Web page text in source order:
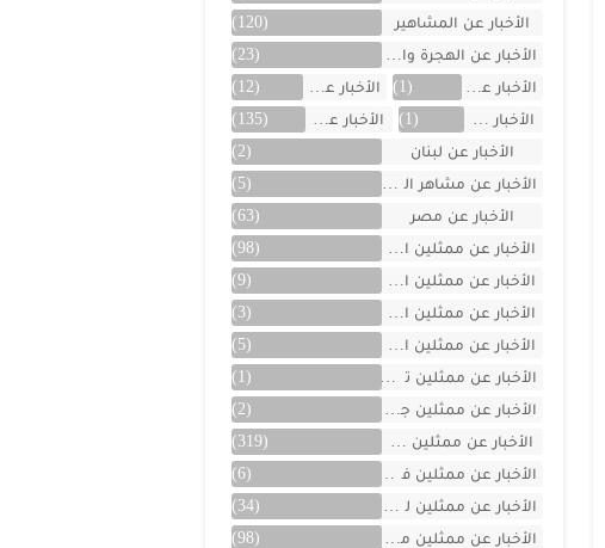
الأخبار عن المشاهير
(120)
الأخبار عن الهجرة والسفر
(23)
الأخبار عن اليمن
(1) الأخبار عن تركية
(12)
الأخبار عن تونس
(1) الأخبار عن سوريا
(135)
الأخبار عن لبنان
(2)
الأخبار عن مشاهر الهند
(5)
الأخبار عن مصر
(63)
الأخبار عن ممثلين اتراك
(98)
الأخبار عن ممثلين الأجانب
(9)
الأخبار عن ممثلين الأردن
(3)
الأخبار عن ممثلين المغرب
(5)
الأخبار عن ممثلين تونس
(1)
الأخبار عن ممثلين جزائريين
(2)
الأخبار عن ممثلين سوريين
(319)
الأخبار عن ممثلين فلسطينين
(6)
الأخبار عن ممثلين لبنان
(34)
الأخبار عن ممثلين مصريين
(98)